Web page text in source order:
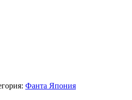
Фанта Япония